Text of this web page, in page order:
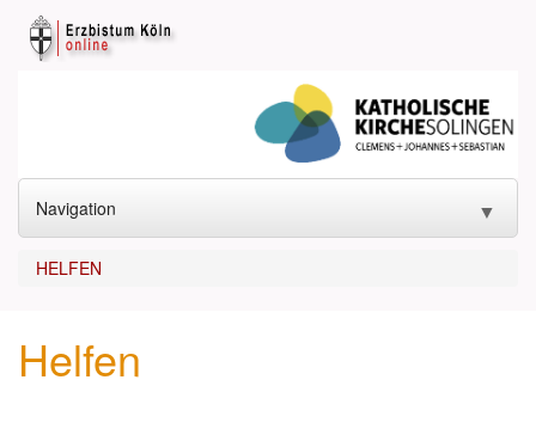
Navigation ▼
START
GOTTESDIENST
HELFEN
Helfen